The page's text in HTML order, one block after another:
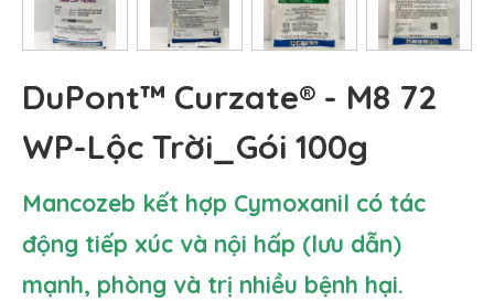
DuPont™ Curzate® - M8 72
WP-Lộc Trời_Gói 100g
Mancozeb kết hợp Cymoxanil có tác
động tiếp xúc và nội hấp (lưu dẫn)
mạnh, phòng và trị nhiều bệnh hại.